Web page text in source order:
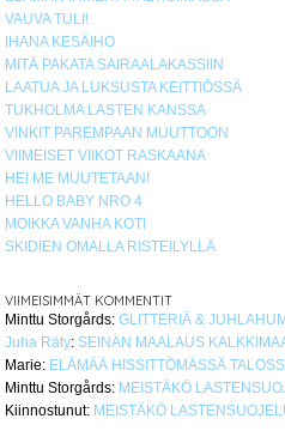
VAUVA TULI!
IHANA KESÄIHO
MITÄ PAKATA SAIRAALAKASSIIN
LAATUA JA LUKSUSTA KEITTIÖSSÄ
TUKHOLMA LASTEN KANSSA
VINKIT PAREMPAAN MUUTTOON
VIIMEISET VIIKOT RASKAANA
HEI ME MUUTETAAN!
HELLO BABY NRO 4
MOIKKA VANHA KOTI
SKIDIEN OMALLA RISTEILYLLÄ
VIIMEISIMMÄT KOMMENTIT
Minttu Storgårds:GLITTERIÄ &
Juha Räty: SEINÄN MAALAUS
Marie: ELÄMÄÄ HISSITTÖMÄSSÄ
Minttu Storgårds: MEISTÄKÖ
Kiinnostunut: MEISTÄKÖ